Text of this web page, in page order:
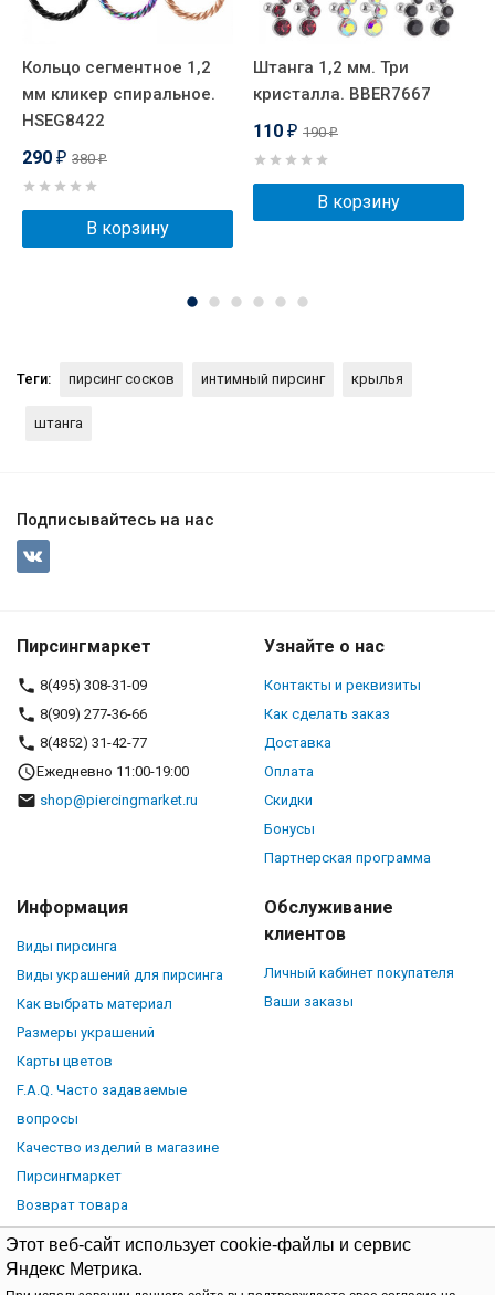
Этот веб-сайт использует cookie-файлы и сервис
Яндекс Метрика.
Кольцо сегментное 1,2
мм кликер спиральное.
HSEG8422
290 ₽ 380₽
В корзину
Штанга 1,2 мм. Три
кристалла. BBER7667
110 ₽ 190₽
В корзину
Теги: пирсинг сосков интимный пирсинг крылья
штанга
Подписывайтесь на нас
Пирсингмаркет
8(495) 308-31-09
8(909) 277-36-66
8(4852) 31-42-77
Ежедневно 11:00-19:00
shop@piercingmarket.ru
Узнайте о нас
Контакты и реквизиты
Как сделать заказ
Доставка
Оплата
Скидки
Бонусы
Партнерская программа
Информация
Виды пирсинга
Виды украшений для пирсинга
Как выбрать материал
Размеры украшений
Карты цветов
F.A.Q. Часто задаваемые
вопросы
Качество изделий в магазине
Пирсингмаркет
Возврат товара
Обслуживание
клиентов
Личный кабинет покупателя
Ваши заказы